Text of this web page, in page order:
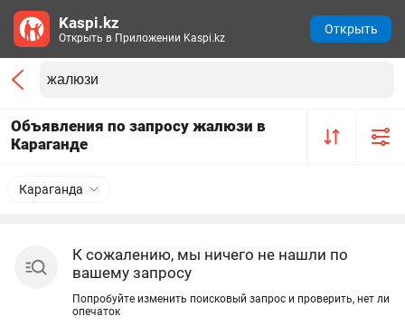
Объявления по запросу жалюзи в
Караганде
Караганда
К сожалению, мы ничего не нашли по
вашему запросу
Попробуйте изменить поисковый запрос и проверить, нет ли
опечаток
Kaspi.kz
Открыть в Приложении Kaspi.kz
Открыть